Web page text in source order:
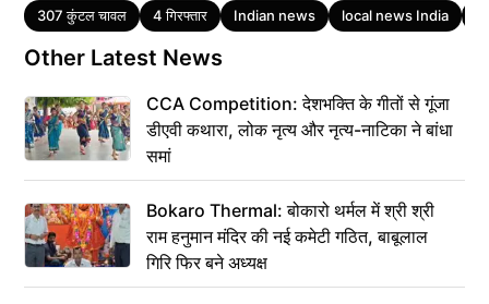
Tags
307 कुंटल चावल 4 गिरफ्तार Indian news local news India
Other Latest News
CCA Competition: देशभक्ति के गीतों से गूंजा
डीएवी कथारा, लोक नृत्य और नृत्य-नाटिका ने बांधा
समां
Bokaro Thermal: बोकारो थर्मल में श्री श्री
राम हनुमान मंदिर की नई कमेटी गठित, बाबूलाल
गिरि फिर बने अध्यक्ष